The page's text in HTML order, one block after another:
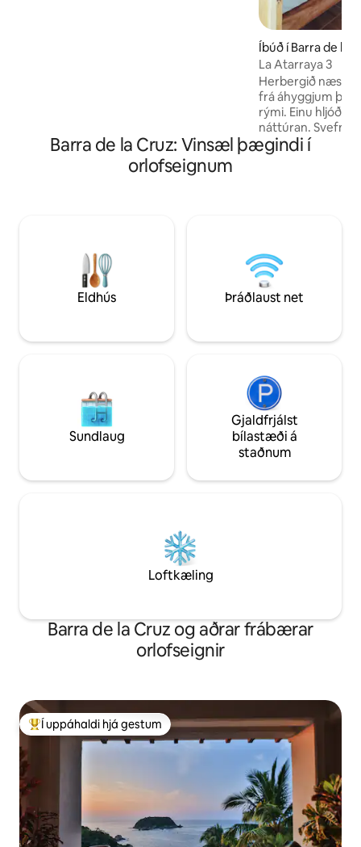
Íbúð í Barra de la
La Atarraya 3
Herbergið næst
frá áhyggjum
rými. Einu hljóðin
náttúran.
baðherbergi,
paradísarútsýni. Verið velkomin í
stjörnuhlekk og
útsýni. Verið velkomin í fjölskylduna
okkar.
Barra de la Cruz: Vinsæl þægindi í
orlofseignum
Eldhús Þráðlaust net
Sundlaug
Gjaldfrjálst
bílastæði á
staðnum
Loftkæling
Barra de la Cruz og aðrar frábærar
orlofseignir
Í mestu uppáhaldi hjá gestum
Í uppáhaldi hjá gestum